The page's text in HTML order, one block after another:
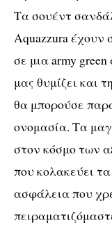
Τα σουέντ
Αquazzuraέχουν
σε μιαarmy green
μας θυμίζει και
θα μπορούσε
ονομασία. Τα
στον κόσμο των
που κολακεύει
ασφάλεια που